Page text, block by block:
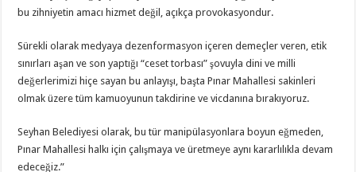
bu zihniyetin amacı hizmet değil, açıkça provokasyondur.
Sürekli olarak medyaya dezenformasyon içeren demeçler veren, etik
sınırları aşan ve son yaptığı “ceset torbası” şovuyla dini ve milli
değerlerimizi hiçe sayan bu anlayışı, başta Pınar Mahallesi sakinleri
olmak üzere tüm kamuoyunun takdirine ve vicdanına bırakıyoruz.
Seyhan Belediyesi olarak, bu tür manipülasyonlara boyun eğmeden,
Pınar Mahallesi halkı için çalışmaya ve üretmeye aynı kararlılıkla devam
edeceğiz.”